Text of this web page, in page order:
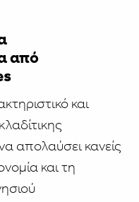
από
και
απολαύσει κανείς
και τη